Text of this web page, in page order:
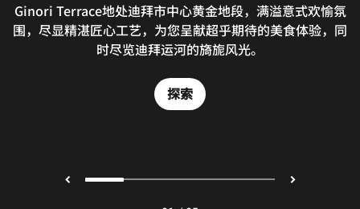
Ginori Terrace地处迪拜市中心黄金地段，满溢意式欢愉氛
围，尽显精湛匠心工艺，为您呈献超乎期待的美食体验，同
时尽览迪拜运河的旖旎风光。
探索
酒店活力意大利餐厅将罗马餐厅、佛罗伦萨牛排餐厅和那不
勒斯披萨店元素融于一体，备受酒店宾客和迪拜当地人青
睐。在迪拜运河的美景中惬意享用时尚美食。
探索
在TABŪ，日式餐饮是一种艺术。每道佳肴均选用上乘食
材，历经精湛工艺呈献，将丰富风味与典雅格调娓娓道来。
我们的迪拜豪华餐厅邀您欣赏动人表演，探寻神秘之境。
探索
瑞吉酒吧以卓越服务理念、非凡鸡尾酒单和描绘阿拉伯天空
的壮美镜子壁画，为您打造温馨而美好的夜间时光。
探索
The bar by the pool featuring scenic views of
Downtown Dubai's skyline and the Dubai Water Canal
is the ideal place to relax and enjoy a light meal and
探索